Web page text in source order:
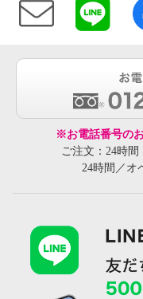
※お電話番号の
ご注文：24時
24時間／オ